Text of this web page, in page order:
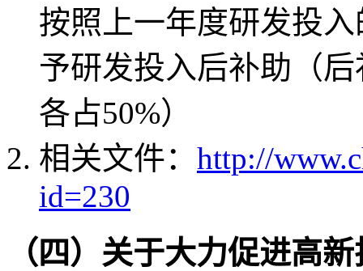
按照上一年度研发投
予研发投入后补助（
各占50%）
相关文件： http://
id=230
（四）关于大力促进高